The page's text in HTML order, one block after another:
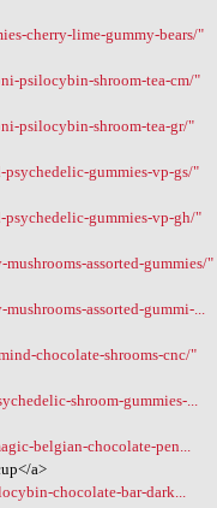
cherry-lime-gummy-bears/"
psilocybin-shroom-tea-cm/"
psilocybin-shroom-tea-gr/"
gummies-vp-gs/"
gummies-vp-gh/"
assorted-gummies/"
assorted-gummi-...
chocolate-shrooms-cnc/"
shroom-gummies-...
belgian-chocolate-pen...
a>
chocolate-bar-dark...